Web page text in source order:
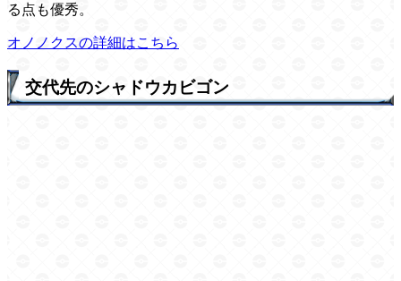
る点も優秀。
オノノクスの詳細はこちら
交代先のシャドウカビゴン